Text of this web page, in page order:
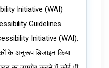
Initiative (WAI)
Guidelines
Initiative (WAI).
के अनुरूप डिजाइन किया